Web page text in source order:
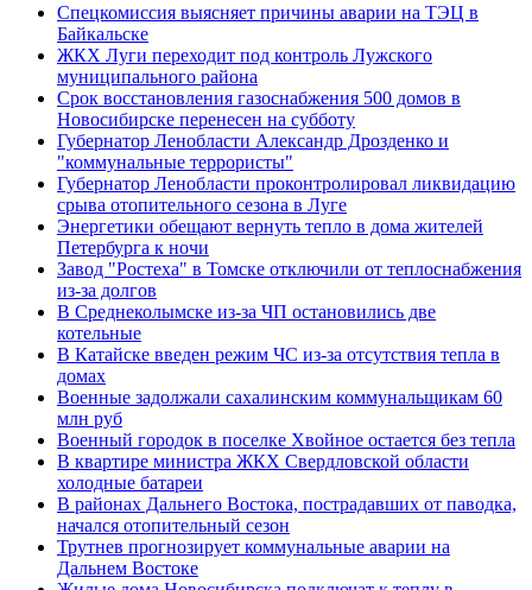
Спецкомиссия выясняет причины аварии на ТЭЦ в
Байкальске
ЖКХ Луги переходит под контроль Лужского
муниципального района
Срок восстановления газоснабжения 500 домов в
Новосибирске перенесен на субботу
Губернатор Ленобласти Александр Дрозденко и
"коммунальные террористы"
Губернатор Ленобласти проконтролировал ликвидацию
срыва отопительного сезона в Луге
Энергетики обещают вернуть тепло в дома жителей
Петербурга к ночи
Завод "Ростеха" в Томске отключили от теплоснабжения
из-за долгов
В Среднеколымске из-за ЧП остановились две
котельные
В Катайске введен режим ЧС из-за отсутствия тепла в
домах
Военные задолжали сахалинским коммунальщикам 60
млн руб
Военный городок в поселке Хвойное остается без тепла
В квартире министра ЖКХ Свердловской области
холодные батареи
В районах Дальнего Востока, пострадавших от паводка,
начался отопительный сезон
Трутнев прогнозирует коммунальные аварии на
Дальнем Востоке